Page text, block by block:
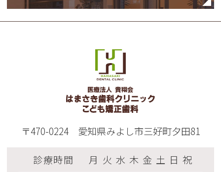
〒470-0224 愛知県みよし市三好町夕田81
診療時間 月 火 水 木 金 土 日 祝